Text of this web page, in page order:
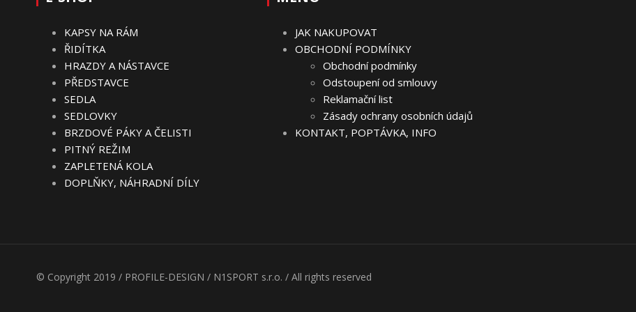
KAPSY NA RÁM
ŘIDÍTKA
HRAZDY A NÁSTAVCE
PŘEDSTAVCE
SEDLA
SEDLOVKY
BRZDOVÉ PÁKY A ČELISTI
PITNÝ REŽIM
ZAPLETENÁ KOLA
DOPLŇKY, NÁHRADNÍ DÍLY
JAK NAKUPOVAT
OBCHODNÍ PODMÍNKY
Obchodní podmínky
Odstoupení od smlouvy
Reklamační list
Zásady ochrany osobních údajů
KONTAKT, POPTÁVKA, INFO
© Copyright 2019 / PROFILE-DESIGN / N1SPORT s.r.o. / All rights reserved